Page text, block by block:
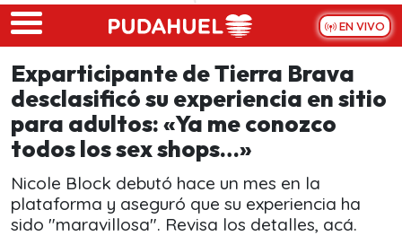
Skip to main content
EN VIVO
Exparticipante de Tierra Brava
desclasificó su experiencia en sitio
para adultos: «Ya me conozco
todos los sex shops…»
Nicole Block debutó hace un mes en la
plataforma y aseguró que su experiencia ha
sido "maravillosa". Revisa los detalles, acá.